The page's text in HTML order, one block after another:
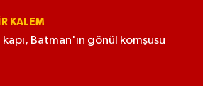
KALEM
Batman'ın gönül komşusu